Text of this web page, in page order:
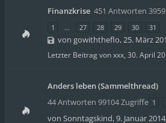
Finanzkrise 451 Antworten
1 … 27 28 29 30 31
von gowiththeflo,25. März
Letzter Beitrag vonxxx, 30. April
Anders leben (Sammelthread)
44 Antworten 99104 Zugriffe 1
von Sonntagskind,9. Januar